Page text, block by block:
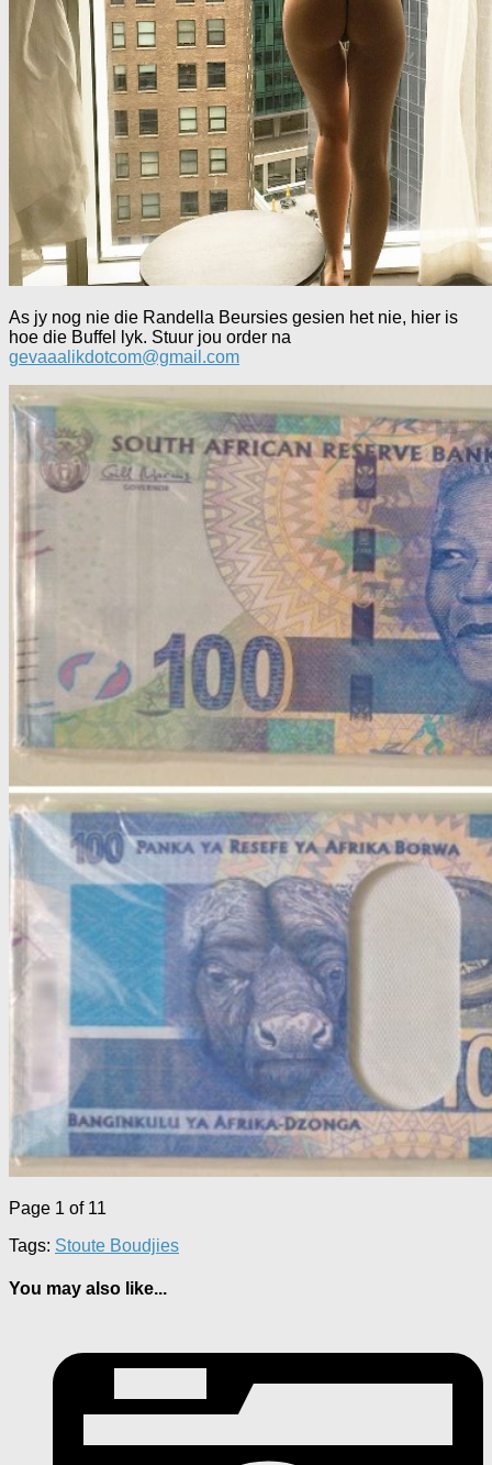
As jy nog nie die Randella Beursies gesien het nie, hier is
hoe die Buffel lyk. Stuur jou order na
gevaaalikdotcom@gmail.com
Page 1 of 11
Tags: Stoute Boudjies
You may also like...